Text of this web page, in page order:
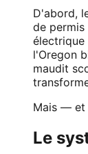
D'abord,
de permis
électrique
l'Oregon
maudit
Mais — et
Le